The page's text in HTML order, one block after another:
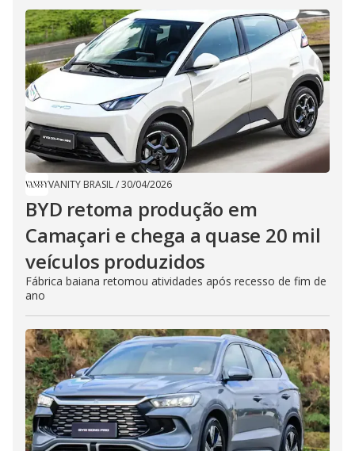
VANITY BRASIL/30/04/2026
BYD retoma produção em
Camaçari e chega a quase 20 mil
veículos produzidos
Fábrica baiana retomou atividades após recesso de fim de
ano